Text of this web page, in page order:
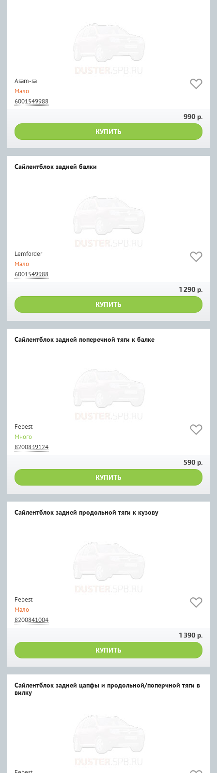
Asam-sa
Мало
6001549988
990 р.
КУПИТЬ
Сайлентблок задней балки
Lemforder
Мало
6001549988
1 290 р.
КУПИТЬ
Сайлентблок задней поперечной тяги к балке
Febest
Много
8200839124
590 р.
КУПИТЬ
Сайлентблок задней продольной тяги к кузову
Febest
Мало
8200841004
1 390 р.
КУПИТЬ
Сайлентблок задней цапфы и продольной/поперчной тяги в
вилку